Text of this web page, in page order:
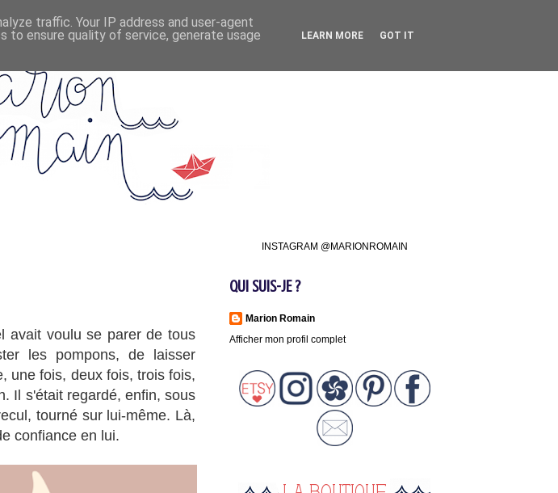
avait voulu se parer de tous
les pompons, de laisser
une fois, deux fois, trois fois,
Il s'était regardé, enfin, sous
tourné sur lui-même. Là,
confiance en lui.
INSTAGRAM @MARIONROMAIN
QUI SUIS-JE ?
Marion Romain
Afficher mon profil complet
traffic. Your IP address and user-agent
to ensure quality of service, generate usage
LEARN MORE GOT IT